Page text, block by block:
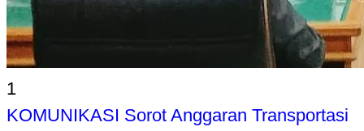
1
KOMUNIKASI Sorot Anggaran Transportasi